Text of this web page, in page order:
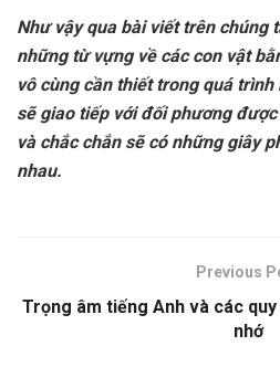
Như vậy qua bài viết trên chúng
những từ vựng về các con vật
vô cùng cần thiết trong quá
sẽ giao tiếp với đối phương
và chắc chắn sẽ có những giây
nhau.
Previous
Trọng âm tiếng Anh và các
nhớ